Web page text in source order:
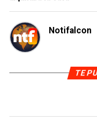
Notifalcon
TE